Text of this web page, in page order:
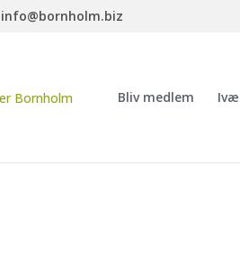
info@bornholm.biz
Bliv medlem